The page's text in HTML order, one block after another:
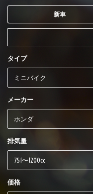
新車
タイプ
メーカー
排気量
価格